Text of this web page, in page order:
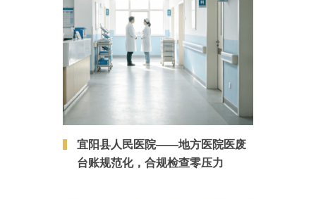
宜阳县人民医院——地方医院医废
台账规范化，合规检查零压力